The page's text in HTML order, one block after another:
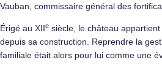
Vauban, commissaire général des
Érigé au XIIe siècle, le château appartient
depuis sa construction. Reprendre la
familiale était alors pour lui comme une